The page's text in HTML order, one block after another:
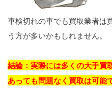
車検切れの車でも買取業者は
う方が多いかもしれません。
結論：実際には多くの大手買
あっても問題なく買取は可能